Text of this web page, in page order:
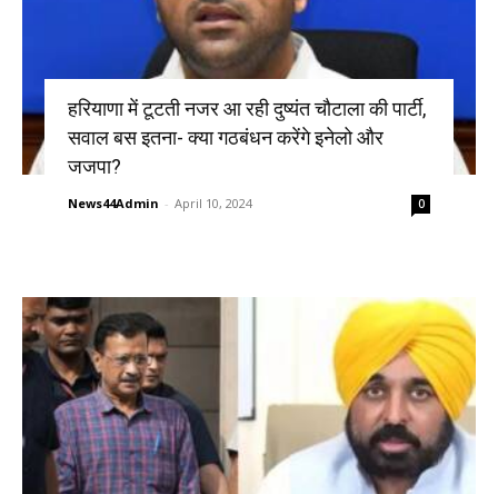
हरियाणा में टूटती नजर आ रही दुष्यंत चौटाला की पार्टी,
सवाल बस इतना- क्या गठबंधन करेंगे इनेलो और
जजपा?
News44Admin - April 10, 2024 0